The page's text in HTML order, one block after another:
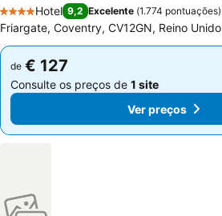
4 Estrelas
Hotel 9,2 Excelente (1.774 pontuações)
Friargate, Coventry, CV12GN, Reino Unido
de € 127
Consulte os preços de 1 site
Ver preços
de € 127
Consulte os preços de 1 site
Ver preços